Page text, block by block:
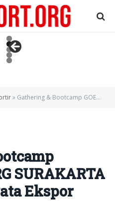
» Gathering & Bootcamp GOEXPORT.ORG SURAKARTA 2025 : Aksi Nyata Ekspor
SURAKARTA
Ekspor